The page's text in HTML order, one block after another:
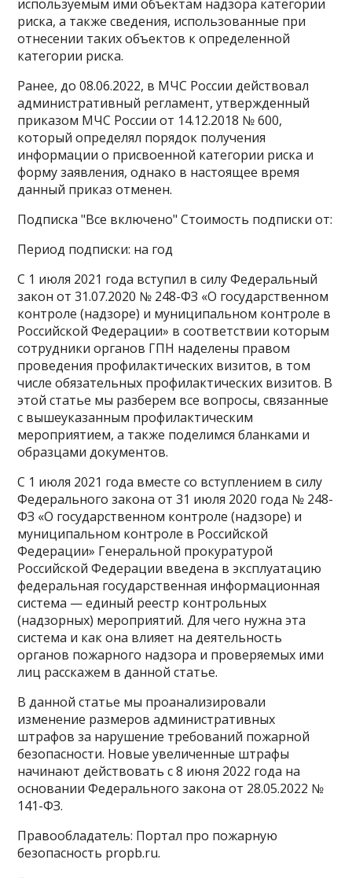
используемым ими объектам надзора категории
риска, а также сведения, использованные при
отнесении таких объектов к определенной
категории риска.
Ранее, до 08.06.2022, в МЧС России действовал
административный регламент, утвержденный
приказом МЧС России от 14.12.2018 № 600,
который определял порядок получения
информации о присвоенной категории риска и
форму заявления, однако в настоящее время
данный приказ отменен.
Подписка "Все включено" Стоимость подписки от:
Период подписки: на год
С 1 июля 2021 года вступил в силу Федеральный
закон от 31.07.2020 № 248-ФЗ «О государственном
контроле (надзоре) и муниципальном контроле в
Российской Федерации» в соответствии которым
сотрудники органов ГПН наделены правом
проведения профилактических визитов, в том
числе обязательных профилактических визитов. В
этой статье мы разберем все вопросы, связанные
с вышеуказанным профилактическим
мероприятием, а также поделимся бланками и
образцами документов.
С 1 июля 2021 года вместе со вступлением в силу
Федерального закона от 31 июля 2020 года № 248-
ФЗ «О государственном контроле (надзоре) и
муниципальном контроле в Российской
Федерации» Генеральной прокуратурой
Российской Федерации введена в эксплуатацию
федеральная государственная информационная
система — единый реестр контрольных
(надзорных) мероприятий. Для чего нужна эта
система и как она влияет на деятельность
органов пожарного надзора и проверяемых ими
лиц расскажем в данной статье.
В данной статье мы проанализировали
изменение размеров административных
штрафов за нарушение требований пожарной
безопасности. Новые увеличенные штрафы
начинают действовать с 8 июня 2022 года на
основании Федерального закона от 28.05.2022 №
141-ФЗ.
Правообладатель: Портал про пожарную
безопасность propb.ru.